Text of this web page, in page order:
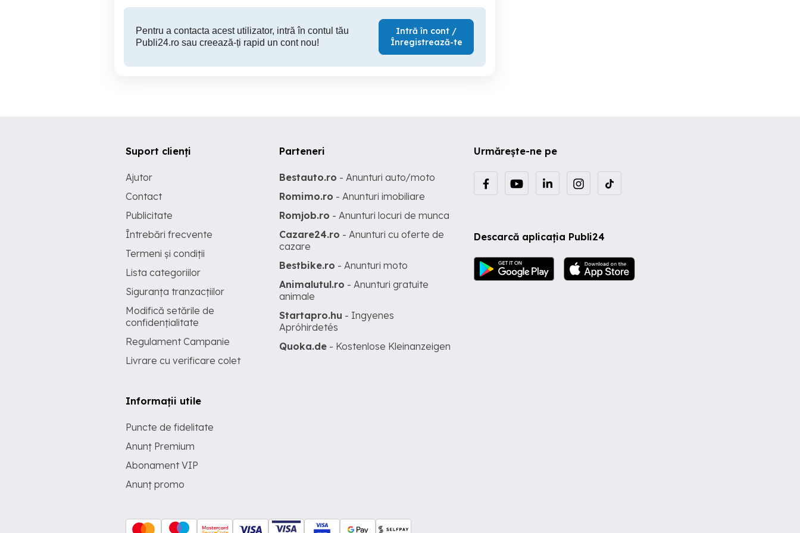
Pentru a contacta acest utilizator, intră în contul tău
Publi24.ro sau creează-ți rapid un cont nou!
Intră în cont /
Înregistrează-te
Urmărește-ne pe
Descarcă aplicația Publi24
Suport clienți
Ajutor
Contact
Publicitate
Întrebări frecvente
Termeni și condiții
Lista categoriilor
Siguranța tranzacțiilor
Modifică setările de
confidențialitate
Regulament Campanie
Livrare cu verificare colet
Informații utile
Puncte de fidelitate
Anunț Premium
Abonament VIP
Anunț promo
Parteneri
Bestauto.ro - Anunturi auto/moto
Romimo.ro - Anunturi imobiliare
Romjob.ro - Anunturi locuri de munca
Cazare24.ro - Anunturi cu oferte de
cazare
Bestbike.ro - Anunturi moto
Animalutul.ro - Anunturi gratuite
animale
Startapro.hu - Ingyenes
Apróhirdetés
Quoka.de - Kostenlose Kleinanzeigen